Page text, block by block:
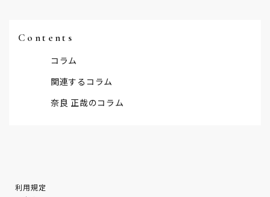
Contents
コラム
関連するコラム
奈良 正哉のコラム
利用規定